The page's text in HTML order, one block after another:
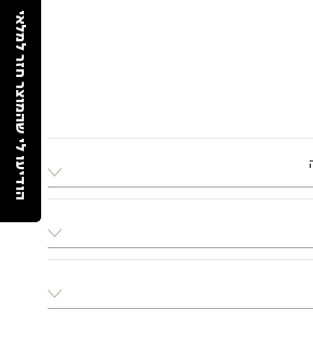
מתקין מקצועי מטעם החברה.
שטוחה דורש הרכבה, ניתן להזמין הרכבה
הודיעו לי שהמוצר חזר למלאי